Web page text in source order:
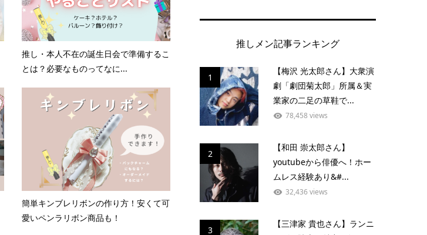
推し・本人不在の誕生日会で準備するこ
とは？必要なものってなに...
簡単キンブレリボンの作り方！安くて可
愛いペンラリボン商品も！
推しメン記事ランキング
1
【梅沢 光太郎さん】大衆演
劇「劇団菊太郎」所属＆実
業家の二足の草鞋で...
78,458 views
2
【和田 崇太郎さん】
youtubeから俳優へ！ホー
ムレス経験あり&#...
32,436 views
3
【三津家 貴也さん】ランニ